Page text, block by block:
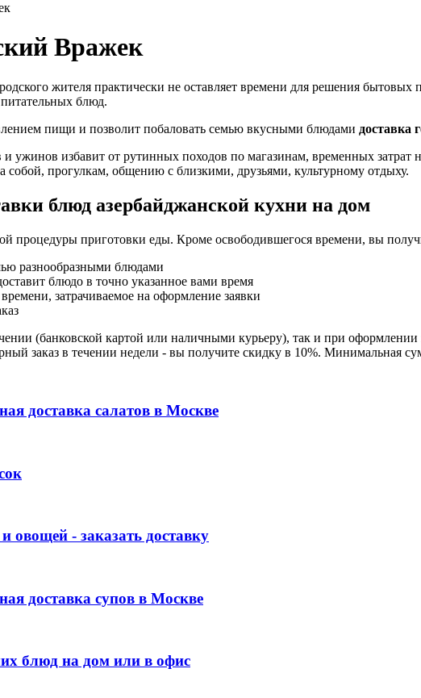
Вражек
жителя практически не оставляет времени для решения
блюд.
пищи и позволит побаловать семью вкусными блюдами доставка
и ужинов избавит от рутинных походов по магазинам, временных
собой, прогулкам, общению с близкими, друзьями, культурному отдыху.
блюд азербайджанской кухни на дом
процедуры приготовки еды. Кроме освободившегося времени, вы
разнообразными блюдами
блюдо в точно указанное вами время
затрачиваемое на оформление заявки
(банковской картой или наличными курьеру), так и при оформлении
заказ в течении недели - вы получите скидку в 10%. Минимальная
доставка салатов в Москве
овощей - заказать доставку
доставка супов в Москве
блюд на дом или в офис